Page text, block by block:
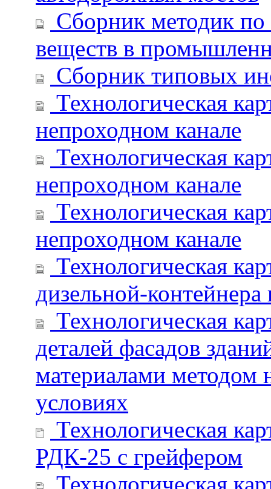
Сборник методик
веществ в
Сборник типовых
Технологическая
непроходном канале
Технологическая
непроходном канале
Технологическая
непроходном канале
Технологическая
дизельной-
Технологическая
деталей фасадов
материалами методом
условиях
Технологическая
РДК-25 с грейфером
Технологическая